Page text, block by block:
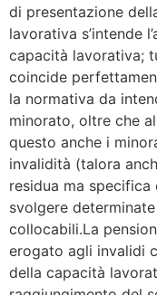
di presentazione
lavorativa s’intende
capacità lavorativa;
coincide
la normativa da
minorato, oltre che
questo anche i
invalidità (talora
residua ma
svolgere
collocabili.La
erogato agli invalidi
della capacità